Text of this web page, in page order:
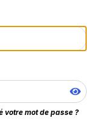
votre mot de passe ?